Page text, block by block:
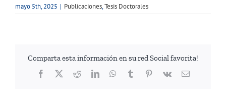
mayo 5th, 2025 | Publicaciones,Tesis Doctorales
Comparta esta información en su red Social favorita!
Facebook
TwitterRedditLinkedInWhatsApp
TumblrPinterest
Vk
Correo